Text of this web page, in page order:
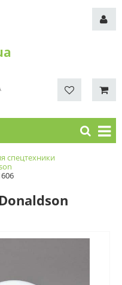
спецтехники